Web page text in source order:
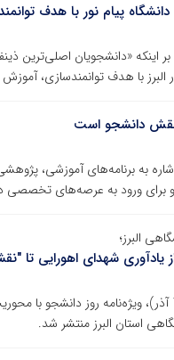
پیام نور با هدف
بر اینکه «دانشجویان اصلی‌ترین
البرز با هدف توانمندسازی،
به برنامه‌های آموزشی،
برای ورود به عرصه‌های تخصصی
البرز؛
یادآوری شهدای اهورایی تا
همزمان با فرارسیدن روز دانشجو (16 آذر)،
استان البرز منتشر شد.